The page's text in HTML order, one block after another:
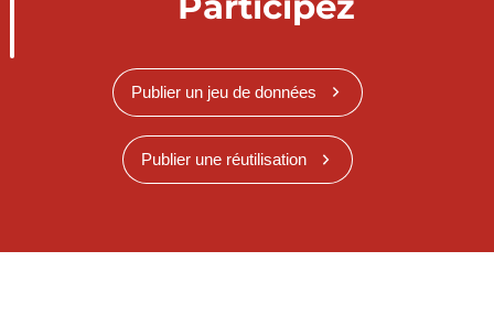
Publier un jeu de données
Publier une réutilisation